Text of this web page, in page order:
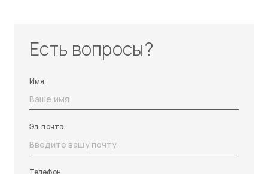
Есть вопросы?
Имя
Эл. почта